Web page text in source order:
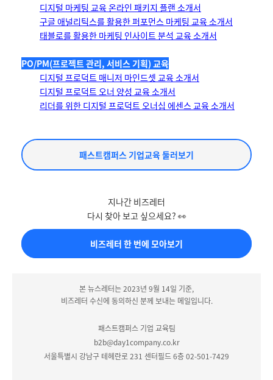
디지털 마케팅 교육 온라인 패키지 플랜 소개서
구글 애널리틱스를 활용한 퍼포먼스 마케팅 교육 소개서
태블로를 활용한 마케팅 인사이트 분석 교육 소개서
PO/PM(프로젝트 관리, 서비스 기획) 교육
디지털 프로덕트 매니저 마인드셋 교육 소개서
디지털 프로덕트 오너 양성 교육 소개서
리더를 위한 디지털 프로덕트 오너십 에센스 교육 소개서
패스트캠퍼스 기업교육 둘러보기
지나간 비즈레터
다시 찾아 보고 싶으세요? 👀
비즈레터 한 번에 모아보기
본 뉴스레터는 2023년 9월 14일 기준,
비즈레터 수신에 동의하신 분께 보내는 메일입니다.
패스트캠퍼스 기업 교육팀
b2b@day1company.co.kr
서울특별시 강남구 테헤란로 231 센터필드 6층 02-501-7429